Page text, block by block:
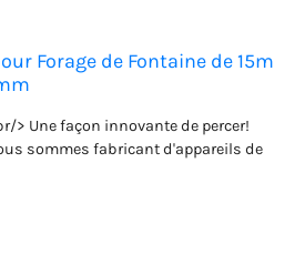
Forage de Fontaine de 15m
> Une façon innovante de percer!
sommes fabricant d'appareils de